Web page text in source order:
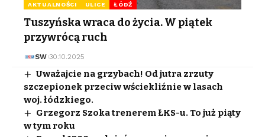
AKTUALNOŚCI ULICE ŁÓDŹ
Tuszyńska wraca do życia. W piątek
przywrócą ruch
SW 30.10.2025
Uważajcie na grzybach! Od jutra zrzuty
szczepionek przeciw wściekliźnie w lasach
woj. łódzkiego.
Grzegorz Szoka trenerem ŁKS-u. To już piąty
w tym roku